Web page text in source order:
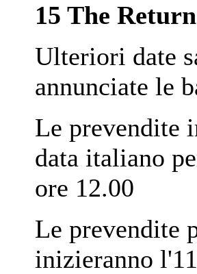
15 The
Ulteriori date
annunciate le
Le prevendite
data italiano
ore 12.00
Le prevendite
inizieranno